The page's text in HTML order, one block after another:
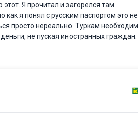
Я прочитал и загорелся там
я понял с русским паспортом это
просто нереально. Туркам
не пуская иностранных граждан.